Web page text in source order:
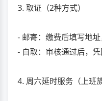
3. 取证（2种方式）
- 邮寄：缴费后填写地
- 自取：审核通过后，
4. 周六延时服务（上班